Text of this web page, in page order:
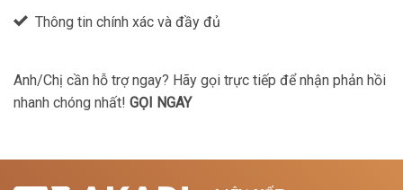
Thông tin chính xác và đầy đủ
Anh/Chị cần hỗ trợ ngay? Hãy gọi trực tiếp để nhận phản hồi
nhanh chóng nhất! GỌI NGAY